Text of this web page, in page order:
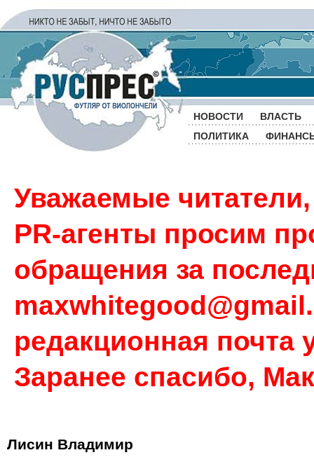
НОВОСТИ
ВЛАСТЬ
ПОЛИТИКА
Уважаемые
PR-агенты просим
обращения за
редакционная почта
Заранее спасибо,
Лисин Владимир